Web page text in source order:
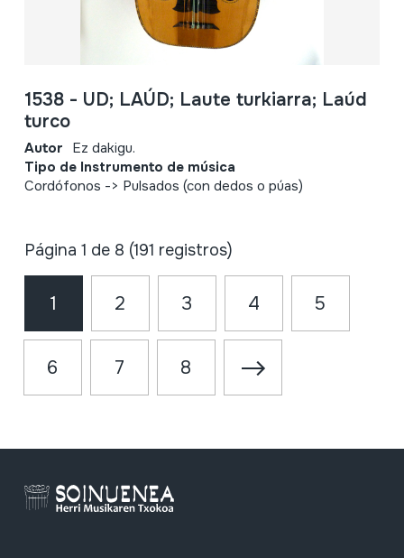
1538 - UD; LAÚD; Laute turkiarra; Laúd
turco
Autor Ez dakigu.
Tipo de Instrumento de música
Cordófonos -> Pulsados (con dedos o púas)
Página 1 de 8 (191 registros)
1 2 3 4 5
6 7 8